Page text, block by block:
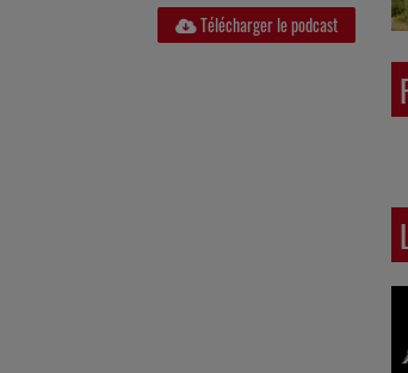
Télécharger le podcast